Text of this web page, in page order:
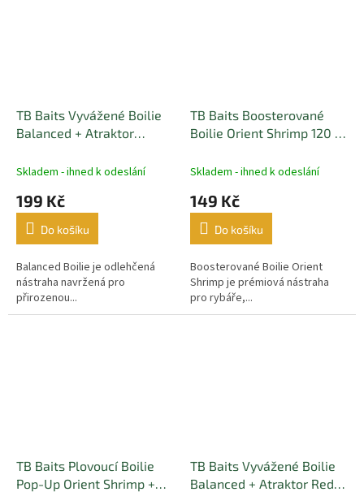
TB Baits Vyvážené Boilie
Balanced + Atraktor
mm
Skladem - ihned k odeslání
199 Kč
Do košíku
Balanced Boilie je odlehčená
nástraha navržená pro
přirozenou...
TB Baits Boosterované
Boilie Orient Shrimp 120 g
Skladem - ihned k odeslání
149 Kč
Do košíku
Boosterované Boilie Orient
Shrimp je prémiová nástraha
pro rybáře,...
TB Baits Plovoucí Boilie
Pop-Up Orient Shrimp +
TB Baits Vyvážené Boilie
Balanced + Atraktor Red